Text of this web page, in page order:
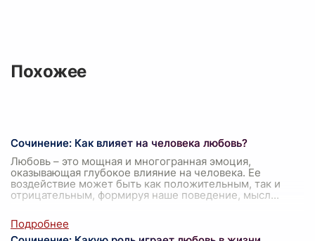
Похожее
Сочинение: Как влияет на человека любовь?
Любовь – это мощная и многогранная эмоция,
оказывающая глубокое влияние на человека. Ее
воздействие может быть как положительным, так и
отрицательным, формируя наше поведение, мысл...